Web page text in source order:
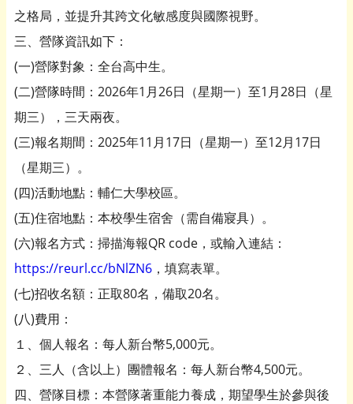
之格局，並提升其跨文化敏感度與國際視野。
三、營隊資訊如下：
(一)營隊對象：全台高中生。
(二)營隊時間：2026年1月26日（星期一）至1月28日（星
期三），三天兩夜。
(三)報名期間：2025年11月17日（星期一）至12月17日
（星期三）。
(四)活動地點：輔仁大學校區。
(五)住宿地點：本校學生宿舍（需自備寢具）。
(六)報名方式：掃描海報QR code，或輸入連結：
https://reurl.cc/bNlZN6 ，填寫表單。
(七)招收名額：正取80名，備取20名。
(八)費用：
１、個人報名：每人新台幣5,000元。
２、三人（含以上）團體報名：每人新台幣4,500元。
四、營隊目標：本營隊著重能力養成，期望學生於參與後